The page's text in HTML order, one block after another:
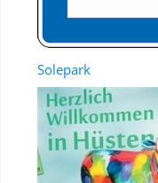
Solepark